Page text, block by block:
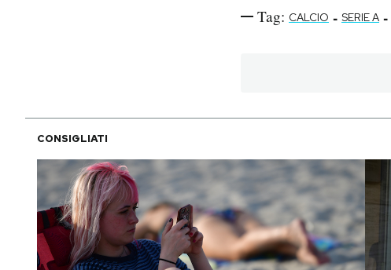
Tag: CALCIO - SERIE A -
CONSIGLIATI